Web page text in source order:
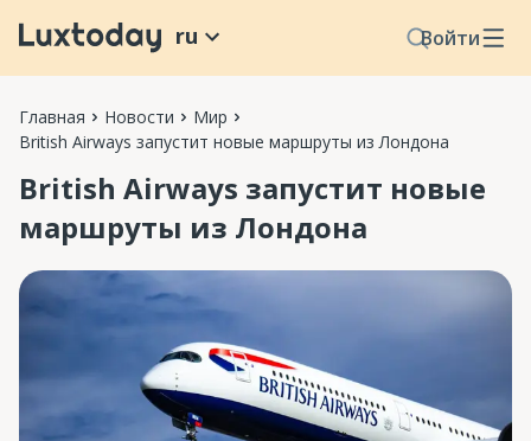
Войти
ru
Главная Новости
Мир
British Airways запустит новые маршруты из Лондона
British Airways запустит новые
маршруты из Лондона